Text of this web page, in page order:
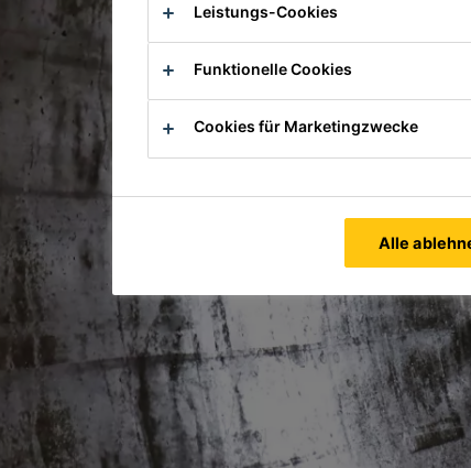
Leistungs-Cookies
Funktionelle Cookies
Cookies für Marketingzwecke
Alle